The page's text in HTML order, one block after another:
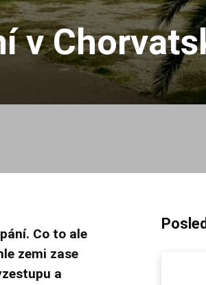
v
Co to ale
zemi zase
a